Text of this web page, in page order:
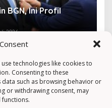
technologies like cookies to
Consenting to these
such as browsing behavior or
or withdrawing consent, may
BGN, Ini Profil
2026 Di